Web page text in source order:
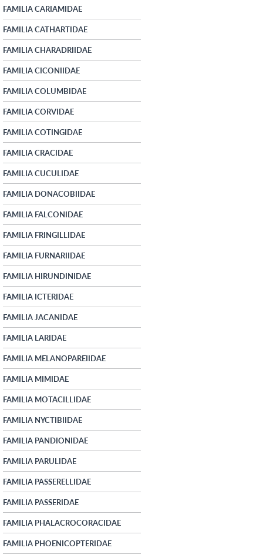
FAMILIA CARIAMIDAE
FAMILIA CATHARTIDAE
FAMILIA CHARADRIIDAE
FAMILIA CICONIIDAE
FAMILIA COLUMBIDAE
FAMILIA CORVIDAE
FAMILIA COTINGIDAE
FAMILIA CRACIDAE
FAMILIA CUCULIDAE
FAMILIA DONACOBIIDAE
FAMILIA FALCONIDAE
FAMILIA FRINGILLIDAE
FAMILIA FURNARIIDAE
FAMILIA HIRUNDINIDAE
FAMILIA ICTERIDAE
FAMILIA JACANIDAE
FAMILIA LARIDAE
FAMILIA MELANOPAREIIDAE
FAMILIA MIMIDAE
FAMILIA MOTACILLIDAE
FAMILIA NYCTIBIIDAE
FAMILIA PANDIONIDAE
FAMILIA PARULIDAE
FAMILIA PASSERELLIDAE
FAMILIA PASSERIDAE
FAMILIA PHALACROCORACIDAE
FAMILIA PHOENICOPTERIDAE